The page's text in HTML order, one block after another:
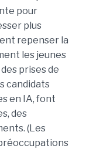
pour
plus
repenser la
les jeunes
prises de
candidats
en IA, font
des
(Les